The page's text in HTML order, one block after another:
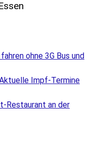
ohne 3G Bus und
Impf-Termine
Restaurant an der